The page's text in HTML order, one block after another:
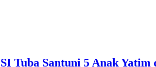
Tuba Santuni 5 Anak Yatim